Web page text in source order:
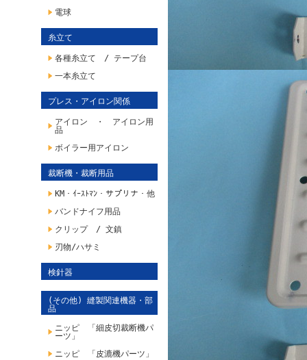
電球
糸立て
各種糸立て / テープ台
一本糸立て
プレス・アイロン関係
アイロン ・ アイロン用
品
ボイラー用アイロン
裁断機・裁断用品
KM・ｲｰｽﾄﾏﾝ・サプリナ・他
バンドナイフ用品
クリップ / 文鎮
刃物/ハサミ
検針器
(その他) 縫製関連機器・部
品
ニッピ 「細皮切裁断機パ
ーツ」
ニッピ 「皮漉機パーツ」